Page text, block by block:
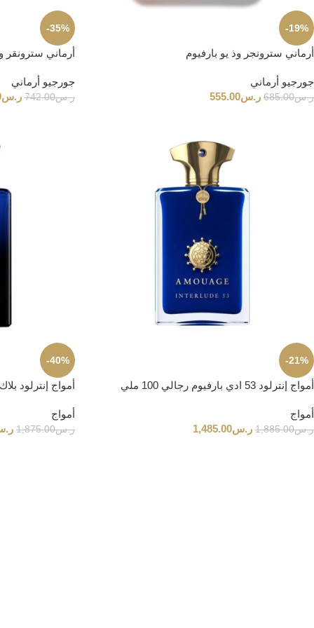
-19%
أرماني سترونجر وذ يو بارفيوم
جورجيو أرماني
ر.س685.00 ر.س555.00
-35%
أرماني سترونقر
جورجيو أرماني
ر.س742.00 ر.س
-21%
أمواج إنترلود 53 ادي بارفيوم رجالي 100 ملي
أمواج
ر.س1,885.00 ر.س1,485.00
-40%
أمواج إنترلود
أمواج
ر.س1,875.00